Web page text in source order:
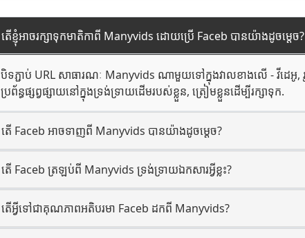
តើខ្ញុំអាចរក្សាទុកមាតិកាពី Manyvids ដោយប្រើ Faceb បានយ៉ាងដូចម្តេច?
បិទភ្ជាប់ URL សាធារណៈ Manyvids ណាមួយទៅក្នុងវាលខាងលើ - វីដេ
ប្រព័ន្ធផ្សព្វផ្សាយនៅក្នុងទ្រង់ទ្រាយដើមរបស់ខ្លួន, ត្រៀមខ្លួនដើម្បីរក្សាទុក.
តើ Faceb អាចទាញពី Manyvids បានយ៉ាងដូចម្តេច?
តើ Faceb ត្រឡប់ពី Manyvids ទ្រង់ទ្រាយឯកសារអ្វីខ្លះ?
តើអ្វីទៅជាគុណភាពអតិបរមា Faceb ដកពី Manyvids?